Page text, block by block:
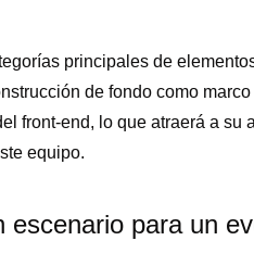
principales de
de fondo como
front-end, lo que atraerá a
equipo.
escenario para un